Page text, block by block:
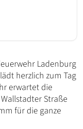
Ladenburg
herzlich zum Tag
erwartet die
Straße
für die ganze